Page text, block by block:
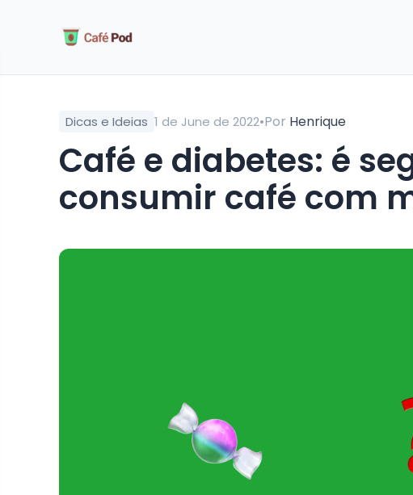
Dicas e Ideias 1 de June de 2022•Por Henrique
Café e diabetes: é seguro para diabéticos
consumir café com